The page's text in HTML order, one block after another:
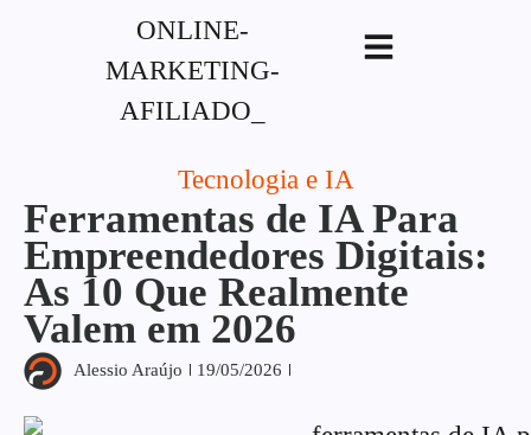
G-XVBZZCFH00pub-
5970489886047746AW-17954400846.
Tecnologia e IA
Ferramentas de IA Para
Empreendedores Digitais:
As 10 Que Realmente
Valem em 2026
Alessio Araújo 19/05/2026